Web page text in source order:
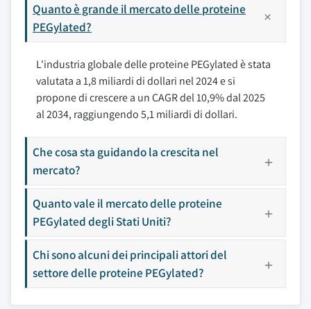
Quanto è grande il mercato delle proteine
PEGylated?
L'industria globale delle proteine PEGylated è stata
valutata a 1,8 miliardi di dollari nel 2024 e si
propone di crescere a un CAGR del 10,9% dal 2025
al 2034, raggiungendo 5,1 miliardi di dollari.
Che cosa sta guidando la crescita nel
mercato?
Quanto vale il mercato delle proteine
PEGylated degli Stati Uniti?
Chi sono alcuni dei principali attori del
settore delle proteine PEGylated?